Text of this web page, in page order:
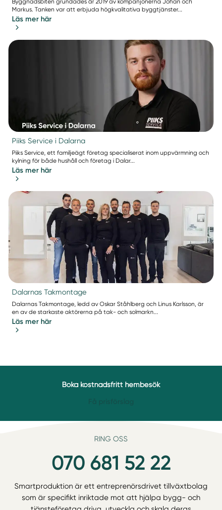
Byggnadsbiten grundades år 2019 av kompanjonerna Johan och
Markus. Tanken var att erbjuda högkvalitativa byggtjänster...
Läs mer här
Piiks Service i Dalarna
Piiks Service, ett familjeägt företag specialiserat inom uppvärmning och
kylning för både hushåll och företag i Dalar...
Läs mer här
Dalarnas Takmontage
Dalarnas Takmontage, ledd av Oskar Ståhlberg och Linus Karlsson, är
en av de starkaste aktörerna på tak- och solmarkn...
Läs mer här
Boka kostnadsfritt hembesök
RING OSS
070 681 52 22
Smartproduktion är ett entreprenörsdrivet tillväxtbolag
som är specifikt inriktade mot att hjälpa bygg- och